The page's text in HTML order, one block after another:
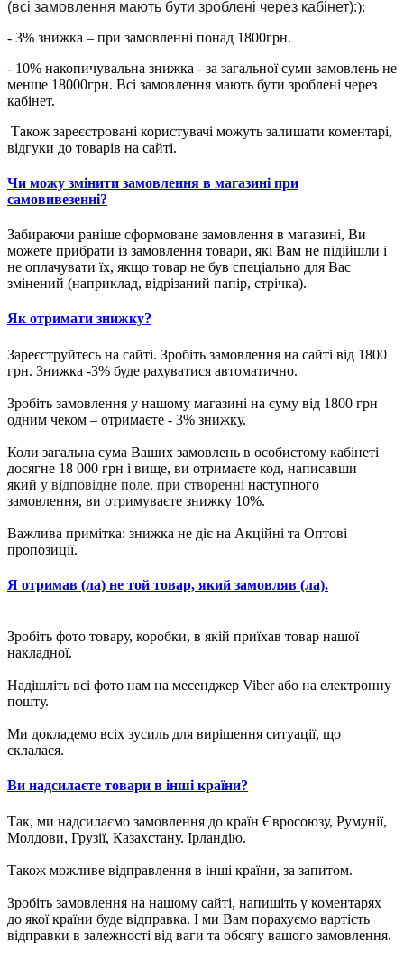
(всі замовлення мають бути зроблені через кабінет):):
- 3% знижка – при замовленні понад 1800грн.
- 10% накопичувальна знижка - за загальної суми замовлень не
менше 18000грн. Всі замовлення мають бути зроблені через
кабінет.
Також зареєстровані користувачі можуть залишати коментарі,
відгуки до товарів на сайті.
Чи можу змінити замовлення в магазині при
самовивезенні?
Забираючи раніше сформоване замовлення в магазині, Ви
можете прибрати із замовлення товари, які Вам не підійшли і
не оплачувати їх, якщо товар не був спеціально для Вас
змінений (наприклад, відрізаний папір, стрічка).
Як отримати знижку?
Зареєструйтесь на сайті. Зробіть замовлення на сайті від 1800
грн. Знижка -3% буде рахуватися автоматично.
Зробіть замовлення у нашому магазині на суму від 1800 грн
одним чеком – отримаєте - 3% знижку.
Коли загальна сума Ваших замовлень в особистому кабінеті
досягне 18 000 грн і вище, ви отримаєте код, написавши
який у відповідне поле, при створенні наступного
замовлення, ви отримуваєте знижку 10%.
Важлива примітка: знижка не діє на Акційні та Оптові
пропозиції.
Я отримав (ла) не той товар, який замовляв (ла).
Зробіть фото товару, коробки, в якій приїхав товар нашої
накладної.
Надішліть всі фото нам на месенджер Viber або на електронну
пошту.
Ми докладемо всіх зусиль для вирішення ситуації, що
склалася.
Ви надсилаєте товари в інші країни?
Так, ми надсилаємо замовлення до країн Євросоюзу, Румунії,
Молдови, Грузії, Казахстану. Ірландію.
Також можливе відправлення в інші країни, за запитом.
Зробіть замовлення на нашому сайті, напишіть у коментарях
до якої країни буде відправка. І ми Вам порахуємо вартість
відправки в залежності від ваги та обсягу вашого замовлення.